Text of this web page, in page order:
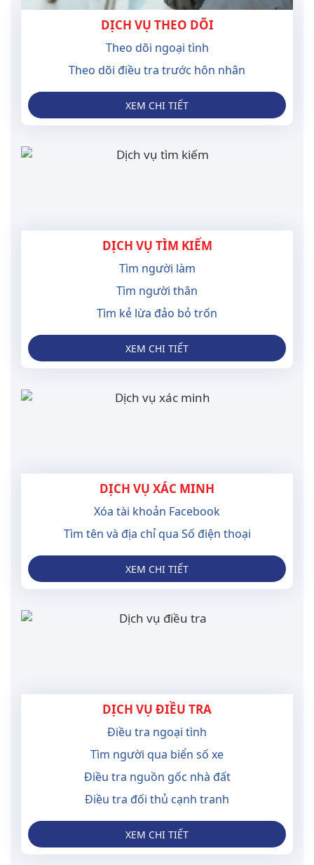
DỊCH VỤ THEO DÕI
Theo dõi ngoại tình
Theo dõi điều tra trước hôn nhân
XEM CHI TIẾT
DỊCH VỤ TÌM KIẾM
Tìm người làm
Tìm người thân
Tìm kẻ lừa đảo bỏ trốn
XEM CHI TIẾT
DỊCH VỤ XÁC MINH
Xóa tài khoản Facebook
Tìm tên và địa chỉ qua Số điện thoại
XEM CHI TIẾT
DỊCH VỤ ĐIỀU TRA
Điều tra ngoại tình
Tìm người qua biển số xe
Điều tra nguồn gốc nhà đất
Điều tra đối thủ cạnh tranh
XEM CHI TIẾT